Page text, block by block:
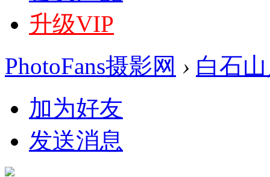
升级VIP
PhotoFans摄影网 › 白石
加为好友
发送消息